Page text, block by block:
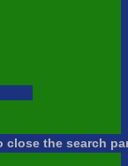
close the search